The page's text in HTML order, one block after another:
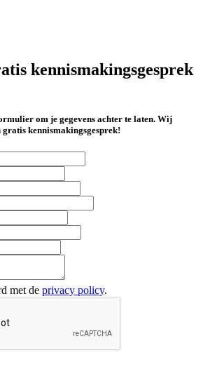
kennismakingsgesprek
om je gegevens achter te laten. Wij
kennismakingsgesprek!
met de privacy policy.